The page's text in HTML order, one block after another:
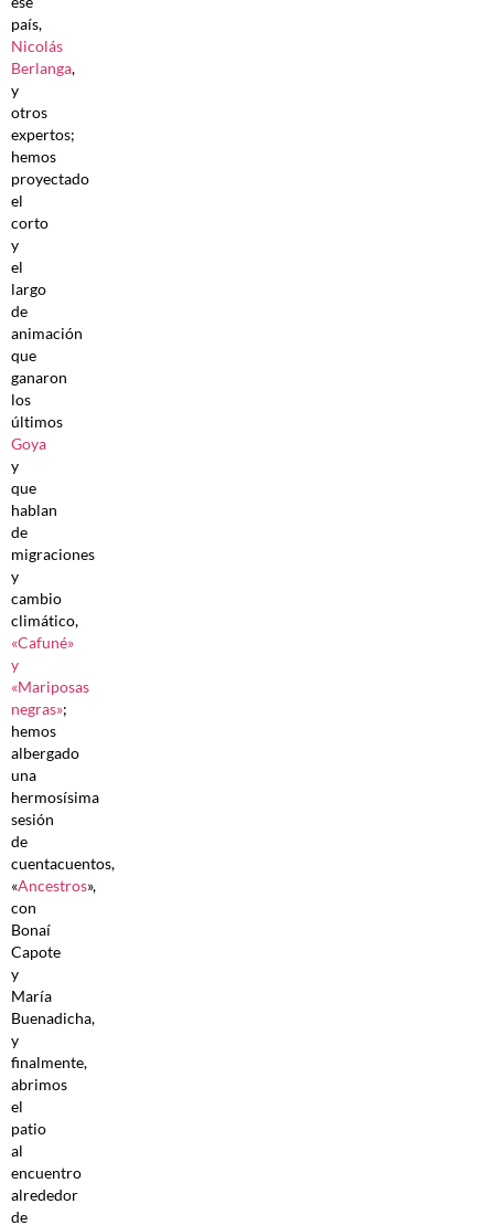
país,
Nicolás
Berlanga,
y
otros
expertos;
hemos
proyectado
el
corto
y
el
largo
de
animación
que
ganaron
los
últimos
Goya
y
que
hablan
de
migraciones
y
cambio
climático,
«Cafuné»
y
«Mariposas
negras»;
hemos
albergado
una
hermosísima
sesión
de
cuentacuentos,
«Ancestros»,
con
Bonaí
Capote
y
María
Buenadicha,
y
finalmente,
abrimos
el
patio
al
encuentro
alrededor
de